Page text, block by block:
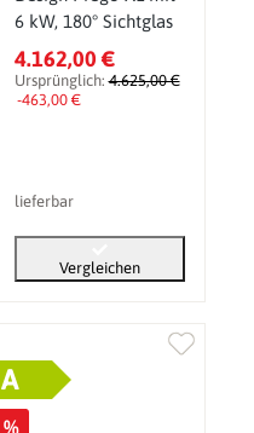
6 kW, 180° Sichtglas
4.162,00 €
Ursprünglich:4.625,00 €
-463,00 €
lieferbar
Vergleichen
A
%